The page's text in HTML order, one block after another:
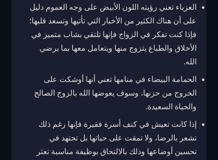
العزباء تعني رؤيته اللون الأبيض على وجه العموم دليل
على أن هناك الكثير من الأخبار التي تأتيها وتسعد قلبها؛
فإذا كنت تفكر في الزواج فإنها تلتقي بشاب متميز في
الأخلاق والطباع يتزوج منها ويتعامل معها بما يرضي
الله.
الحمامة البيضاء في منامها تعني أنها أوشكت على
الخروج من حزنها، وسوف يعوضها الله بالزوج الصالح
والحياة السعيدة.
إذا كانت تعيش في كنف أسرة فقيرة فإنها رغم ذلك
تشعر بالرضا، ولا تمقت على حياتها بل تجتهد في
تحسين أوضاعها وذلك بالالتحاق بوظيفة مناسبة تعثر